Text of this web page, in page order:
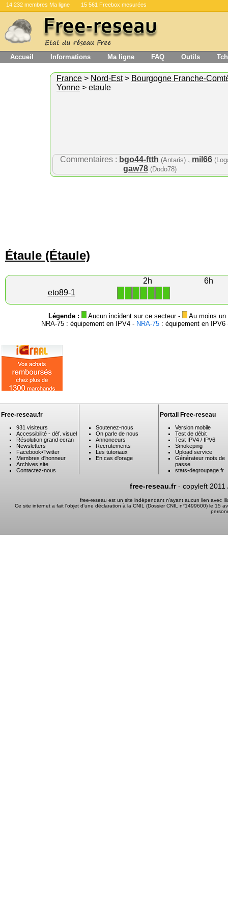
14 232 membres Ma ligne 15 561 Freebox mesurées
Accueil Informations Ma ligne FAQ Outils
France > Nord-Est> Bourgogne Franche-
Yonne > etaule
Commentaires : bgo44-ftth (Antaris), mil66
gaw78 (Dodo78)
Étaule (Étaule)
2h
6h
eto89-1
Légende : Aucun incident sur ce secteur -
Au moins
NRA-75 : équipement en IPV4 - NRA-75 : équipement en
Free-reseau.fr
931 visiteurs
Accessibilité - déf. visuel
Résolution grand ecran
Newsletters
Facebook•Twitter
Membres d'honneur
Archives site
Contactez-nous
Soutenez-nous
On parle de nous
Annonceurs
Recrutements
Les tutoriaux
En cas d'orage
Portail Free-reseau
Version mobile
Test de débit
Test IPV4 / IPV6
Smokeping
Upload service
Générateur mots de
passe
stats-degroupage.fr
free-reseau.fr- copyleft 2011
free-reseau est un site indépendant n'ayant aucun lien avec
Ce site internet a fait l'objet d'une déclaration à la CNIL (Dossier CNIL n°1499600) le 15